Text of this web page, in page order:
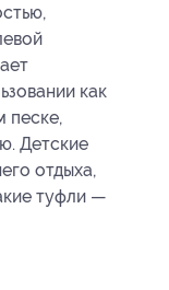
как
песке,
Детские
отдыха,
туфли —